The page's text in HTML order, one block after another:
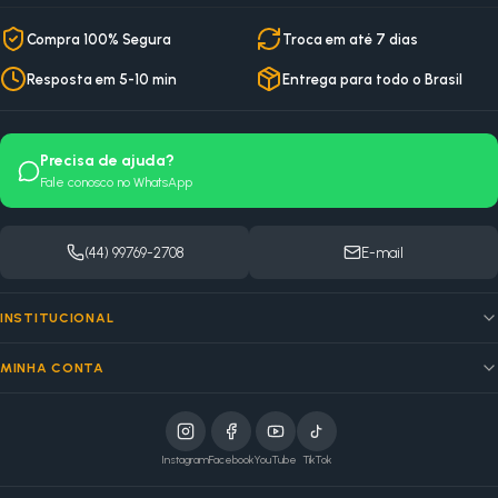
Compra 100% Segura Troca em até 7 dias
Resposta em 5-10 min Entrega para todo o Brasil
Precisa de ajuda?
Fale conosco no WhatsApp
(44) 99769-2708 E-mail
INSTITUCIONAL
MINHA CONTA
InstagramFacebookYouTube TikTok